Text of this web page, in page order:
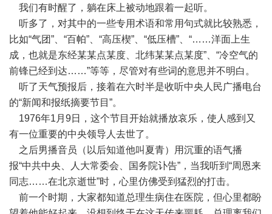
我们有时醒了，躺在床上被动地跟着一起听。
听多了，对其中的一些专用术语和常用句式就比较熟悉，
比如“气团”、“百帕”、“高压楔”、“低压槽”、“……洋面上生
成，也就是东经某某点某度、北纬某某点某度”、“冷空气的
前锋已经到达……”等等，尽管对有些词的意思并不明白。
听了天气预报后，接着在六时半是收听中央人民广播电台
的“新闻和报纸摘要节目”。
1976年1月9日，这个节目开始就播放哀乐，使人感到又
有一位重要的中央领导人去世了。
之后男播音员（以后知道他叫夏青）用沉重的语气播
报“中共中央、人大常委会、国务院讣告”，当我听到“周恩来
同志……在北京逝世”时，心里仿佛受到猛烈的打击。
前一个时期，大家都知道总理生病住在医院，但心里都盼